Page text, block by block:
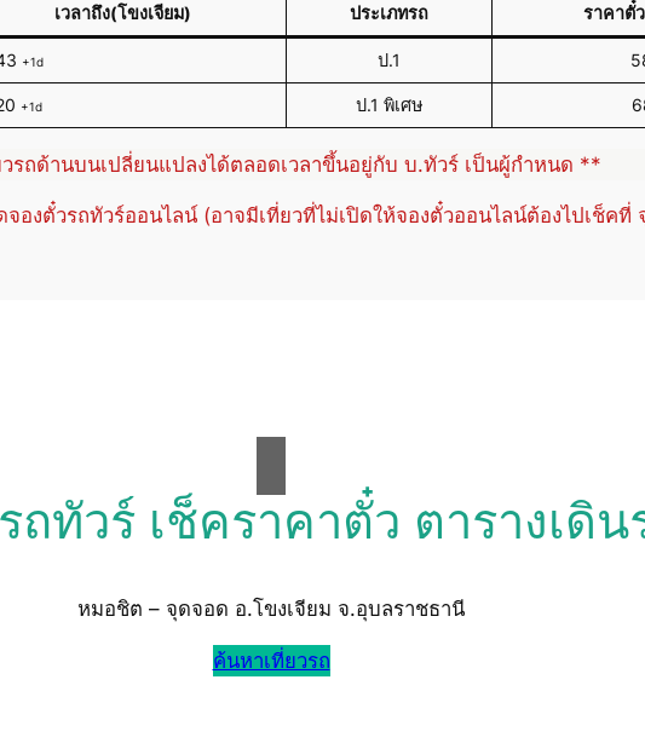
เวลาถึง(โขงเจียม) ประเภทรถ ราคาตั๋
+1d ป.1
+1d ป.1 พิเศษ
รถด้านบนเปลี่ยนแปลงได้ตลอดเวลาขึ้นอยู่กับ บ.ทัวร์ เป็นผู้กำหนด **
จองตั๋วรถทัวร์ออนไลน์ (อาจมีเที่ยวที่ไม่เปิดให้จองตั๋วออนไลน์ต้องไปเช็ค
ถทัวร์ เช็คราคาตั๋ว ตารางเดิน
หมอชิต – จุดจอด อ.โขงเจียม จ.อุบลราชธานี
ค้นหาเที่ยวรถ